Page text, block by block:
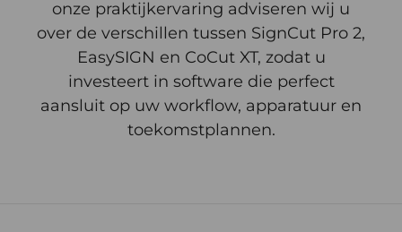
onze praktijkervaring adviseren wij u
over de verschillen tussen SignCut Pro 2,
EasySIGN en CoCut XT, zodat u
investeert in software die perfect
aansluit op uw workflow, apparatuur en
toekomstplannen.